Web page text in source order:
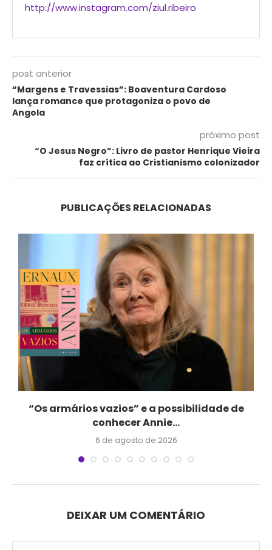
http://www.instagram.com/ziul.ribeiro
post anterior
“Margens e Travessias”: Boaventura Cardoso
lança romance que protagoniza o povo de
Angola
próximo post
“O Jesus Negro”: Livro de pastor Henrique Vieira
faz crítica ao Cristianismo colonizador
PUBLICAÇÕES RELACIONADAS
“Os armários vazios” e a possibilidade de
conhecer Annie...
6 de agosto de 2026
DEIXAR UM COMENTÁRIO